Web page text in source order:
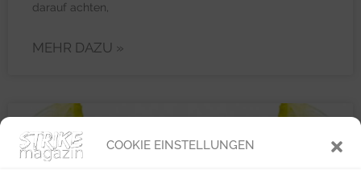
COOKIE EINSTELLUNGEN
darauf achten,
MEHR DAZU »